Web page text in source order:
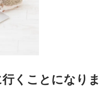
くことになりま